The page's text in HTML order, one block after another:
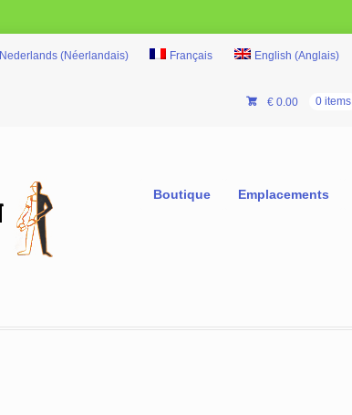
Nederlands(Néerlandais) Français English (Anglais)
€0.00 0 items
Boutique Emplacements